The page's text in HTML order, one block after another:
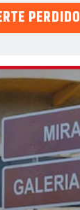
PERDIDO